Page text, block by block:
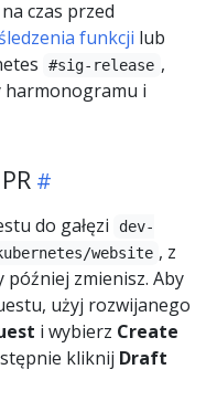
czas przed
funkcji lub
#sig-release ,
harmonogramu i
do gałęzi
dev-
website , z
później zmienisz. Aby
użyj rozwijanego
i wybierz Create
kliknij Draft